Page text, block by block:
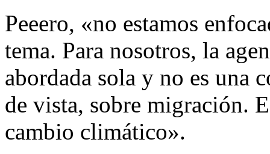
Peeero, «no estamos
tema. Para nosotros, la
abordada sola y no es una
de vista, sobre migración.
cambio climático».